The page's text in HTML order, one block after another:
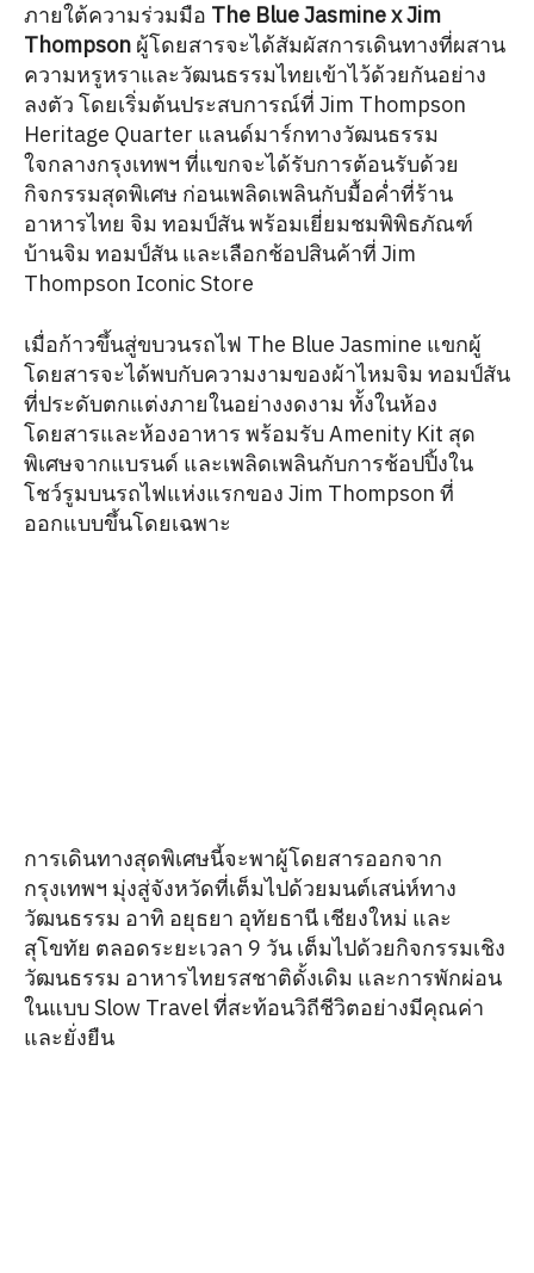
ภายใต้ความร่วมมือ The Blue Jasmine x Jim
Thompson ผู้โดยสารจะได้สัมผัสการเดินทางที่ผสาน
ความหรูหราและวัฒนธรรมไทยเข้าไว้ด้วยกันอย่าง
ลงตัว โดยเริ่มต้นประสบการณ์ที่ Jim Thompson
Heritage Quarter แลนด์มาร์กทางวัฒนธรรม
ใจกลางกรุงเทพฯ ที่แขกจะได้รับการต้อนรับด้วย
กิจกรรมสุดพิเศษ ก่อนเพลิดเพลินกับมื้อค่ำที่ร้าน
อาหารไทย จิม ทอมป์สัน พร้อมเยี่ยมชมพิพิธภัณฑ์
บ้านจิม ทอมป์สัน และเลือกช้อปสินค้าที่ Jim
Thompson Iconic Store
เมื่อก้าวขึ้นสู่ขบวนรถไฟ The Blue Jasmine แขกผู้
โดยสารจะได้พบกับความงามของผ้าไหมจิม ทอมป์สัน
ที่ประดับตกแต่งภายในอย่างงดงาม ทั้งในห้อง
โดยสารและห้องอาหาร พร้อมรับ Amenity Kit สุด
พิเศษจากแบรนด์ และเพลิดเพลินกับการช้อปปิ้งใน
โชว์รูมบนรถไฟแห่งแรกของ Jim Thompson ที่
ออกแบบขึ้นโดยเฉพาะ
การเดินทางสุดพิเศษนี้จะพาผู้โดยสารออกจาก
กรุงเทพฯ มุ่งสู่จังหวัดที่เต็มไปด้วยมนต์เสน่ห์ทาง
วัฒนธรรม อาทิ อยุธยา อุทัยธานี เชียงใหม่ และ
สุโขทัย ตลอดระยะเวลา 9 วัน เต็มไปด้วยกิจกรรมเชิง
วัฒนธรรม อาหารไทยรสชาติดั้งเดิม และการพักผ่อน
ในแบบ Slow Travel ที่สะท้อนวิถีชีวิตอย่างมีคุณค่า
และยั่งยืน